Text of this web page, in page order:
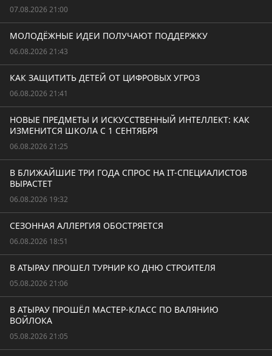
07.08.2026 21:00
МОЛОДЁЖНЫЕ ИДЕИ ПОЛУЧАЮТ ПОДДЕРЖКУ
06.08.2026 21:43
КАК ЗАЩИТИТЬ ДЕТЕЙ ОТ ЦИФРОВЫХ УГРОЗ
06.08.2026 21:41
НОВЫЕ ПРЕДМЕТЫ И ИСКУССТВЕННЫЙ ИНТЕЛЛЕКТ: КАК
ИЗМЕНИТСЯ ШКОЛА С 1 СЕНТЯБРЯ
06.08.2026 21:25
В БЛИЖАЙШИЕ ТРИ ГОДА СПРОС НА IT-СПЕЦИАЛИСТОВ
ВЫРАСТЕТ
06.08.2026 19:32
СЕЗОННАЯ АЛЛЕРГИЯ ОБОСТРЯЕТСЯ
06.08.2026 18:51
В АТЫРАУ ПРОШЕЛ ТУРНИР КО ДНЮ СТРОИТЕЛЯ
05.08.2026 21:06
В АТЫРАУ ПРОШЁЛ МАСТЕР-КЛАСС ПО ВАЛЯНИЮ
ВОЙЛОКА
05.08.2026 21:05